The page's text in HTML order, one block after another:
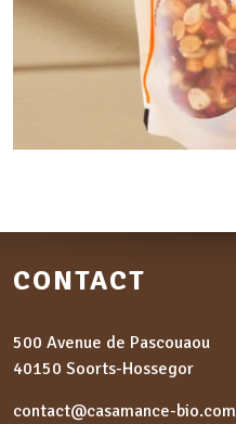
CONTACT
500 Avenue de Pascouaou
40150 Soorts-Hossegor
contact@casamance-bio.com